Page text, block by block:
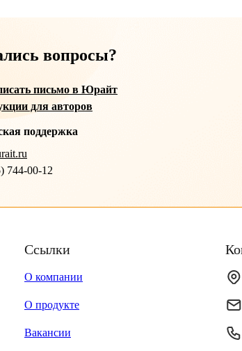
вопросы?
письмо в Юрайт
для авторов
поддержка
744-00-12
Ссылки
О компании
О продукте
Вакансии